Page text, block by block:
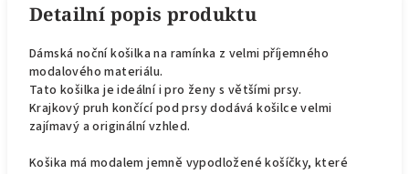
Detailní popis produktu
Dámská noční košilka na ramínka z velmi příjemného
modalového materiálu.
Tato košilka je ideální i pro ženy s většími prsy.
Krajkový pruh končící pod prsy dodává košilce velmi
zajímavý a originální vzhled.
Košika má modalem jemně vypodložené košíčky, které